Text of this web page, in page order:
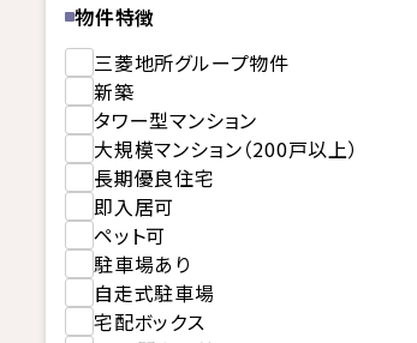
物件特徴
三菱地所グループ物件
新築
タワー型マンション
大規模マンション（200戸以上）
長期優良住宅
即入居可
ペット可
駐車場あり
自走式駐車場
宅配ボックス